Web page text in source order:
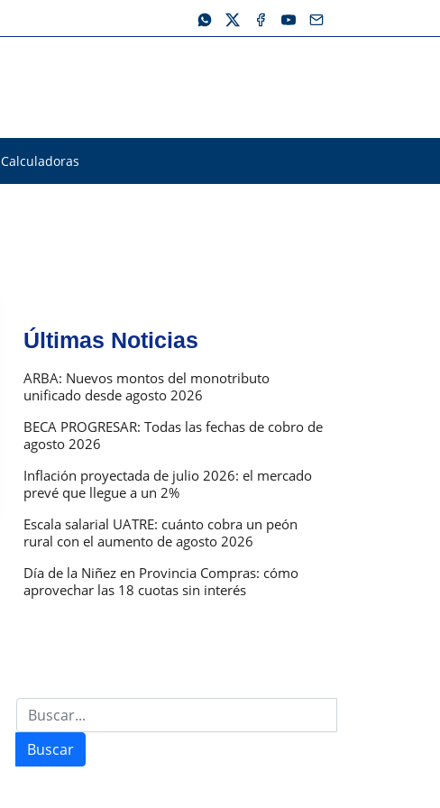
Calculadoras
Últimas Noticias
ARBA: Nuevos montos del monotributo
unificado desde agosto 2026
BECA PROGRESAR: Todas las fechas de cobro de
agosto 2026
Inflación proyectada de julio 2026: el mercado
prevé que llegue a un 2%
Escala salarial UATRE: cuánto cobra un peón
rural con el aumento de agosto 2026
Día de la Niñez en Provincia Compras: cómo
aprovechar las 18 cuotas sin interés
Buscar